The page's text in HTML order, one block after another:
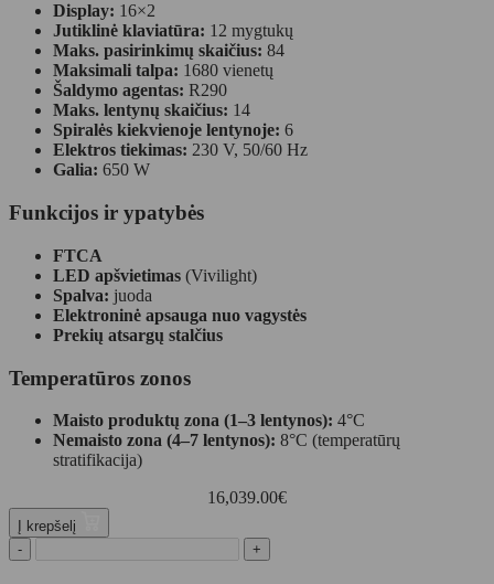
Display: 16×2
Jutiklinė klaviatūra: 12 mygtukų
Maks. pasirinkimų skaičius: 84
Maksimali talpa: 1680 vienetų
Šaldymo agentas: R290
Maks. lentynų skaičius: 14
Spiralės kiekvienoje lentynoje: 6
Elektros tiekimas: 230 V, 50/60 Hz
Galia: 650 W
Funkcijos ir ypatybės
FTCA
LED apšvietimas (Vivilight)
Spalva: juoda
Elektroninė apsauga nuo vagystės
Prekių atsargų stalčius
Temperatūros zonos
Maisto produktų zona (1–3 lentynos): 4°C
Nemaisto zona (4–7 lentynos): 8°C (temperatūrų
stratifikacija)
16,039.00€
Į krepšelį
-
+